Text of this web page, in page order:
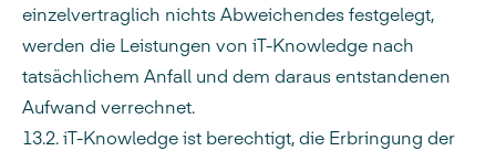
einzelvertraglich nichts Abweichendes festgelegt,
werden die Leistungen von iT-Knowledge nach
tatsächlichem Anfall und dem daraus entstandenen
Aufwand verrechnet.
13.2. iT-Knowledge ist berechtigt, die Erbringung der